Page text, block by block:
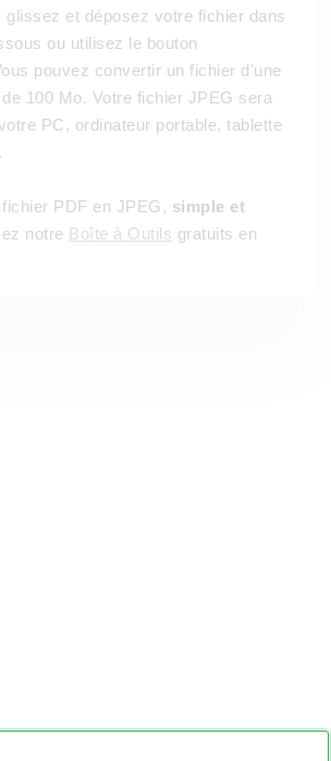
glissez et déposez votre fichier dans
ou utilisez le bouton
pouvez convertir un fichier d'une
100 Mo. Votre fichier JPEG sera
PC, ordinateur portable, tablette
PDF en JPEG, simple et
notre Boîte à Outils gratuits en